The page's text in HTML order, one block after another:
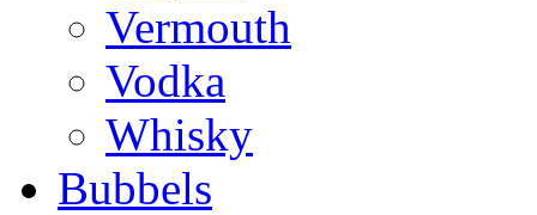
Vermouth
Vodka
Whisky
Bubbels